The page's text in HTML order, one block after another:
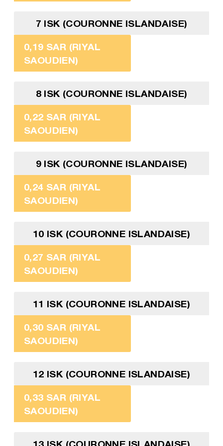
7 ISK (COURONNE ISLANDAISE)
0,19 SAR (RIYAL
SAOUDIEN)
8 ISK (COURONNE ISLANDAISE)
0,22 SAR (RIYAL
SAOUDIEN)
9 ISK (COURONNE ISLANDAISE)
0,24 SAR (RIYAL
SAOUDIEN)
10 ISK (COURONNE ISLANDAISE)
0,27 SAR (RIYAL
SAOUDIEN)
11 ISK (COURONNE ISLANDAISE)
0,30 SAR (RIYAL
SAOUDIEN)
12 ISK (COURONNE ISLANDAISE)
0,33 SAR (RIYAL
SAOUDIEN)